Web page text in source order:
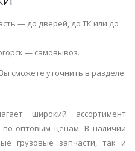
— до дверей, до ТК или до
— самовывоз.
сможете уточнить в разделе
широкий ассортимент
оптовым ценам. В наличии
грузовые запчасти, так и